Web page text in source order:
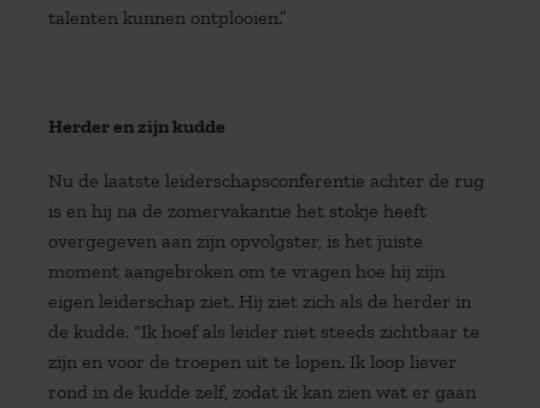
talenten kunnen ontplooien.”
Herder en zijn kudde
Nu de laatste leiderschapsconferentie achter de rug
is en hij na de zomervakantie het stokje heeft
overgegeven aan zijn opvolgster, is het juiste
moment aangebroken om te vragen hoe hij zijn
eigen leiderschap ziet. Hij ziet zich als de herder in
de kudde. “Ik hoef als leider niet steeds zichtbaar te
zijn en voor de troepen uit te lopen. Ik loop liever
rond in de kudde zelf, zodat ik kan zien wat er gaan